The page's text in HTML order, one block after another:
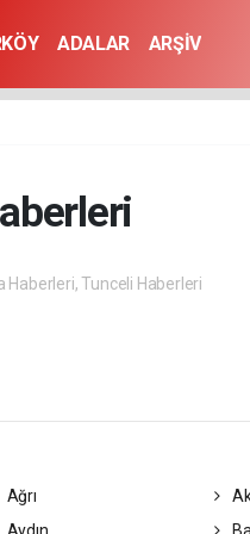
ADALAR ARŞİV
Haberleri, Tunceli Haberleri
Ağrı